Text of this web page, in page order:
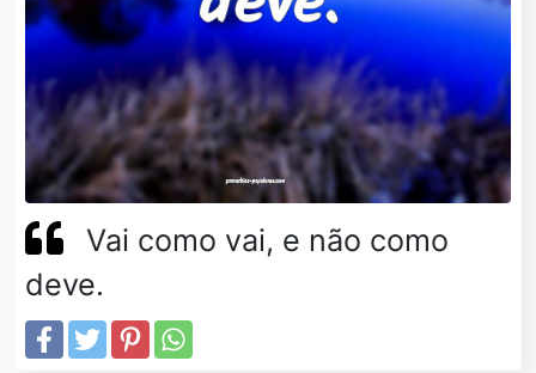
Vai como vai, e não como
deve.